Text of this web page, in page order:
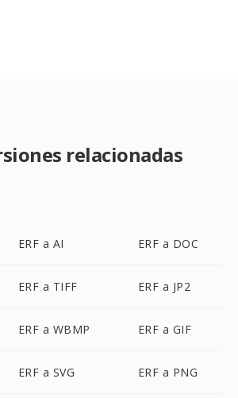
relacionadas
ERF a AI ERF a DOC
ERF a TIFF ERF a JP2
ERF a WBMP ERF a GIF
ERF a SVG ERF a PNG